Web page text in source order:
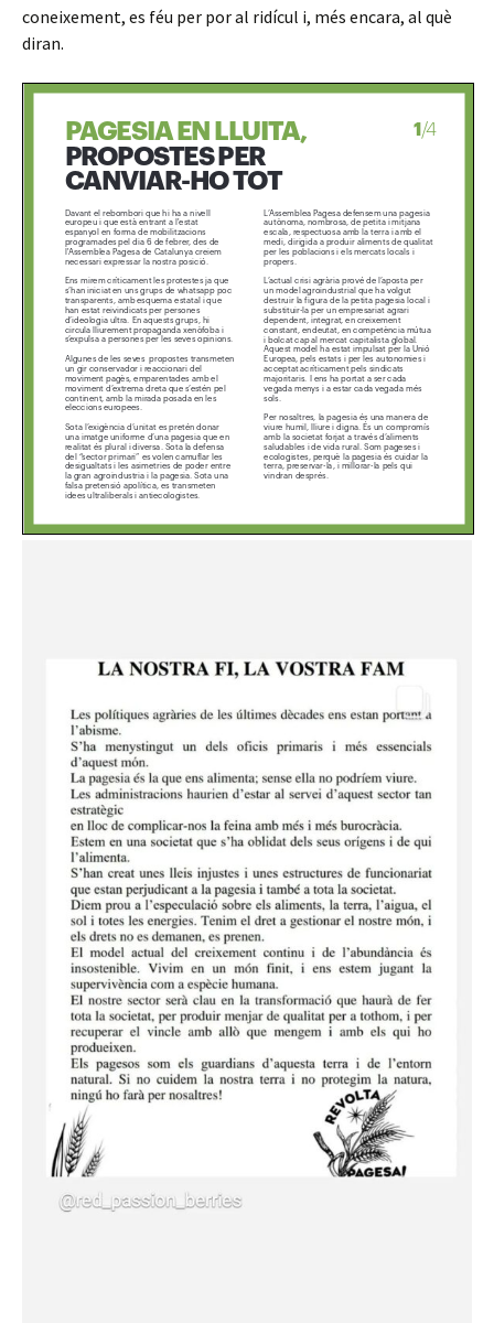
coneixement, es féu per por al ridícul i, més encara, al què
diran.